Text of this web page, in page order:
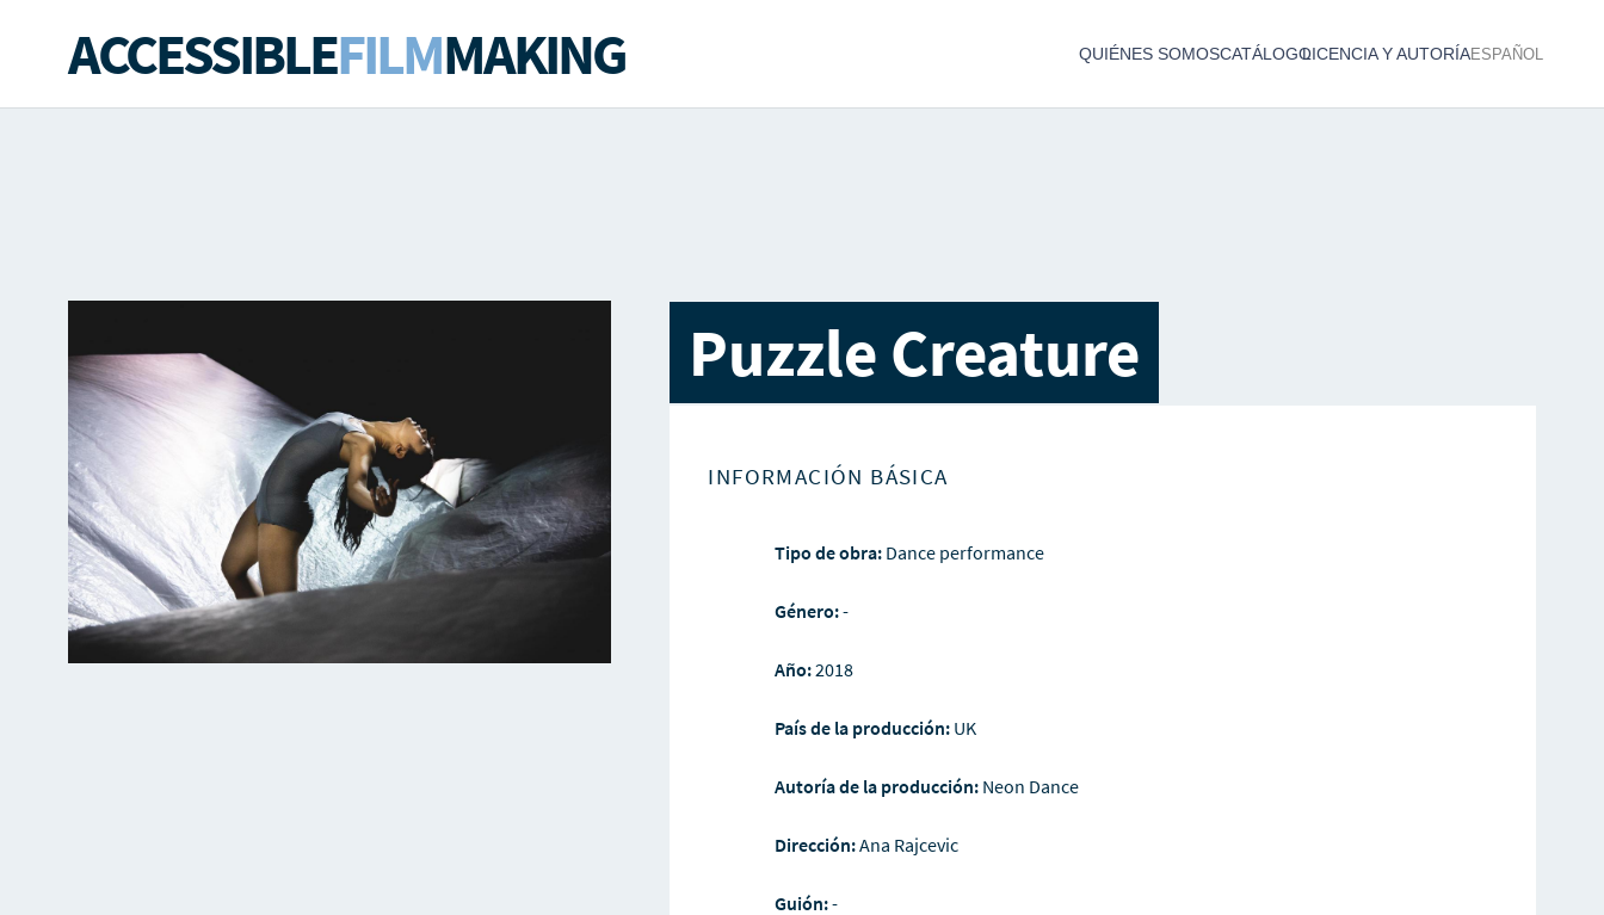
ACCESSIBLEFILMMAKING QUIÉNES SOMOSCATÁLOGOLICENCIA Y AUTORÍAESPAÑOL
Puzzle Creature
INFORMACIÓN BÁSICA
Tipo de obra: Dance performance
Género:-
Año:2018
País de la producción: UK
Autoría de la producción: Neon Dance
Dirección:Ana Rajcevic
Guión:-